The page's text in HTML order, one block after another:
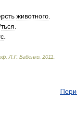
животного
ться
Л Г. Бабенко 2011